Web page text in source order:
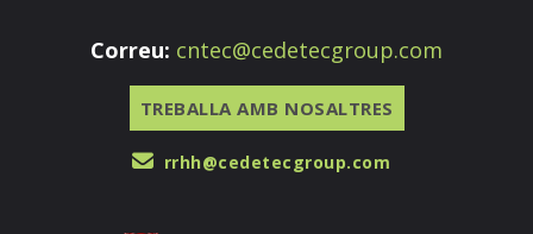
Correu: cntec@cedetecgroup.com
TREBALLA AMB NOSALTRES
rrhh@cedetecgroup.com